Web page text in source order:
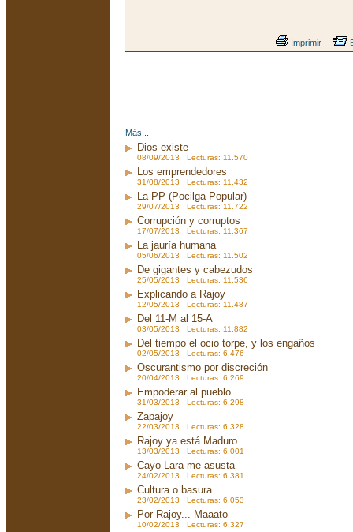
Imprimir
Más...
Dios existe
08/09/2013 Lecturas: 11.570
Los emprendedores
31/08/2013 Lecturas: 11.432
La PP (Pocilga Popular)
29/07/2013 Lecturas: 11.722
Corrupción y corruptos
17/07/2013 Lecturas: 11.367
La jauría humana
05/06/2013 Lecturas: 11.502
De gigantes y cabezudos
25/05/2013 Lecturas: 11.536
Explicando a Rajoy
12/05/2013 Lecturas: 11.487
Del 11-M al 15-A
03/05/2013 Lecturas: 11.882
Del tiempo el ocio torpe, y los engaños
02/05/2013 Lecturas: 6.476
Oscurantismo por discreción
20/04/2013 Lecturas: 6.269
Empoderar al pueblo
31/03/2013 Lecturas: 6.298
Zapajoy
22/03/2013 Lecturas: 6.328
Rajoy ya está Maduro
13/03/2013 Lecturas: 6.001
Cayo Lara me asusta
24/02/2013 Lecturas: 6.381
Cultura o basura
23/02/2013 Lecturas: 6.053
Por Rajoy... Maaato
10/02/2013 Lecturas: 6.327